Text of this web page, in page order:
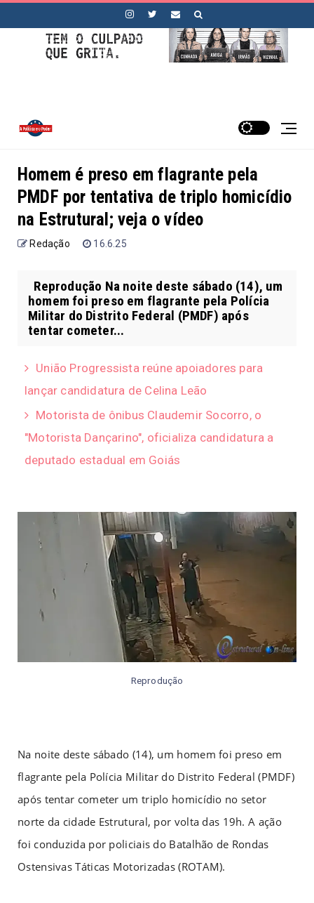
Homem é preso em flagrante pela
PMDF por tentativa de triplo homicídio
na Estrutural; veja o vídeo
Redação 16.6.25
Reprodução Na noite deste sábado (14), um
homem foi preso em flagrante pela Polícia
Militar do Distrito Federal (PMDF) após
tentar cometer...
União Progressista reúne apoiadores para
lançar candidatura de Celina Leão
Motorista de ônibus Claudemir Socorro, o
"Motorista Dançarino", oficializa candidatura a
deputado estadual em Goiás
Reprodução
Na noite deste sábado (14), um homem foi preso em
flagrante pela Polícia Militar do Distrito Federal (PMDF)
após tentar cometer um triplo homicídio no setor
norte da cidade Estrutural, por volta das 19h. A ação
foi conduzida por policiais do Batalhão de Rondas
Ostensivas Táticas Motorizadas (ROTAM).